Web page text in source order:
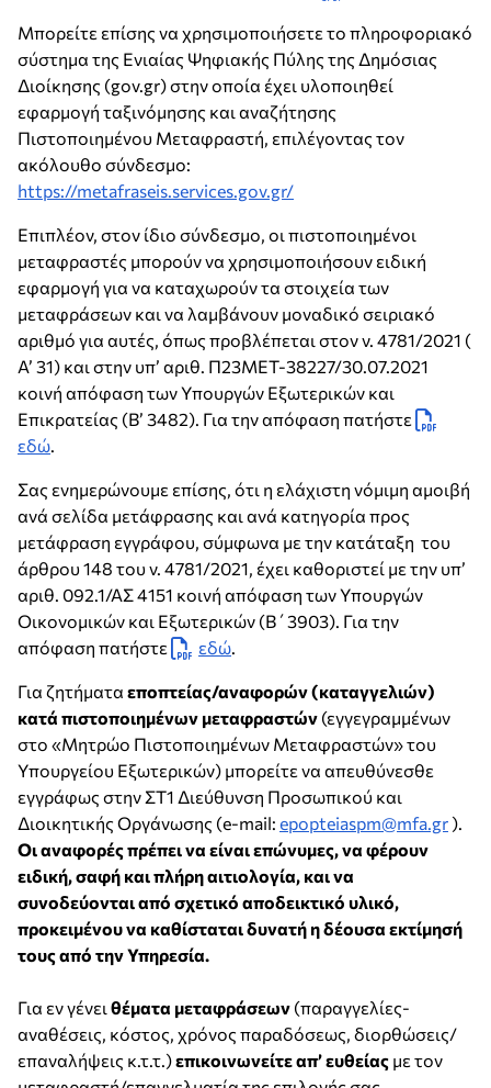
Μπορείτε επίσης να χρησιμοποιήσετε το πληροφοριακό
σύστημα της Ενιαίας Ψηφιακής Πύλης της Δημόσιας
Διοίκησης (gov.gr) στην οποία έχει υλοποιηθεί
εφαρμογή ταξινόμησης και αναζήτησης
Πιστοποιημένου Μεταφραστή, επιλέγοντας τον
ακόλουθο σύνδεσμο:
https://metafraseis.services.gov.gr/
Επιπλέον, στον ίδιο σύνδεσμο, οι πιστοποιημένοι
μεταφραστές μπορούν να χρησιμοποιήσουν ειδική
εφαρμογή για να καταχωρούν τα στοιχεία των
μεταφράσεων και να λαμβάνουν μοναδικό σειριακό
αριθμό για αυτές, όπως προβλέπεται στον ν. 4781/2021 (
Α’ 31) και στην υπ’ αριθ. Π23ΜΕΤ-38227/30.07.2021
κοινή απόφαση των Υπουργών Εξωτερικών και
Επικρατείας (Β’ 3482). Για την απόφαση πατήστε
εδώ.
Σας ενημερώνουμε επίσης, ότι η ελάχιστη νόμιμη αμοιβή
ανά σελίδα μετάφρασης και ανά κατηγορία προς
μετάφραση εγγράφου, σύμφωνα με την κατάταξη του
άρθρου 148 του ν. 4781/2021, έχει καθοριστεί με την υπ’
αριθ. 092.1/ΑΣ 4151 κοινή απόφαση των Υπουργών
Οικονομικών και Εξωτερικών (Β΄3903). Για την
απόφαση πατήστε
εδώ.
Για ζητήματα εποπτείας/αναφορών (καταγγελιών)
κατά πιστοποιημένων μεταφραστών (εγγεγραμμένων
στο «Μητρώο Πιστοποιημένων Μεταφραστών» του
Υπουργείου Εξωτερικών) μπορείτε να απευθύνεσθε
εγγράφως στην ΣΤ1 Διεύθυνση Προσωπικού και
Διοικητικής Οργάνωσης (e-mail: epopteiaspm@mfa.gr ).
Οι αναφορές πρέπει να είναι επώνυμες, να φέρουν
ειδική, σαφή και πλήρη αιτιολογία, και να
συνοδεύονται από σχετικό αποδεικτικό υλικό,
προκειμένου να καθίσταται δυνατή η δέουσα εκτίμησή
τους από την Υπηρεσία.
Για εν γένει θέματα μεταφράσεων (παραγγελίες-
αναθέσεις, κόστος, χρόνος παραδόσεως, διορθώσεις/
επαναλήψεις κ.τ.τ.)επικοινωνείτε απ’ ευθείας με τον